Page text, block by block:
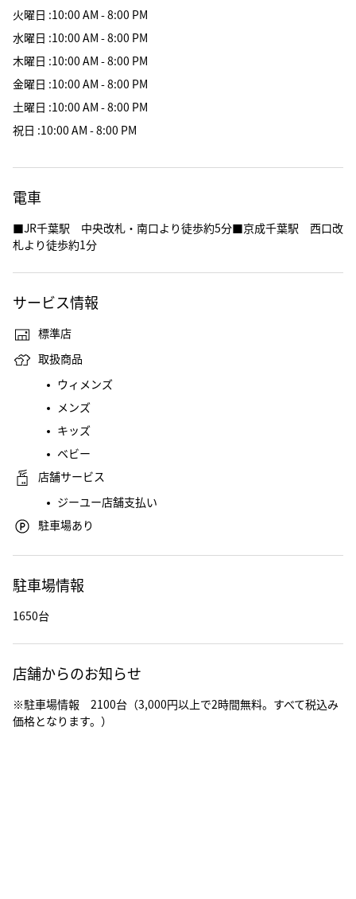
火曜日 :10:00 AM - 8:00 PM
水曜日 :10:00 AM - 8:00 PM
木曜日 :10:00 AM - 8:00 PM
金曜日 :10:00 AM - 8:00 PM
土曜日 :10:00 AM - 8:00 PM
祝日 :10:00 AM - 8:00 PM
電車
■JR千葉駅 中央改札・南口より徒歩約5分■京成千葉駅 西口改
札より徒歩約1分
サービス情報
標準店
取扱商品
ウィメンズ
メンズ
キッズ
ベビー
店舗サービス
ジーユー店舗支払い
駐車場あり
駐車場情報
1650台
店舗からのお知らせ
※駐車場情報 2100台（3,000円以上で2時間無料。すべて税込み
価格となります。）